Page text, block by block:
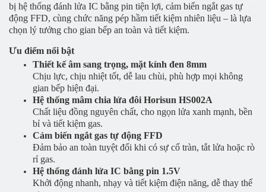
bị hệ thống đánh lửa IC bằng pin tiện lợi, cảm biến ngắt gas tự
động FFD, cùng chức năng pép hầm tiết kiệm nhiên liệu – là lựa
chọn lý tưởng cho gian bếp an toàn và tiết kiệm.
Ưu điểm nổi bật
Thiết kế âm sang trọng, mặt kính đen 8mm
Chịu lực, chịu nhiệt tốt, dễ lau chùi, phù hợp mọi không
gian bếp hiện đại.
Hệ thống mâm chia lửa đôi Horisun HS002A
Chất liệu đồng nguyên chất, cho ngọn lửa xanh mạnh, bền
bỉ và tiết kiệm gas.
Cảm biến ngắt gas tự động FFD
Đảm bảo an toàn tuyệt đối khi có sự cố tràn, tắt lửa hoặc rò
rỉ gas.
Hệ thống đánh lửa IC bằng pin 1.5V
Khởi động nhanh, nhạy và tiết kiệm điện năng, dễ thay thế